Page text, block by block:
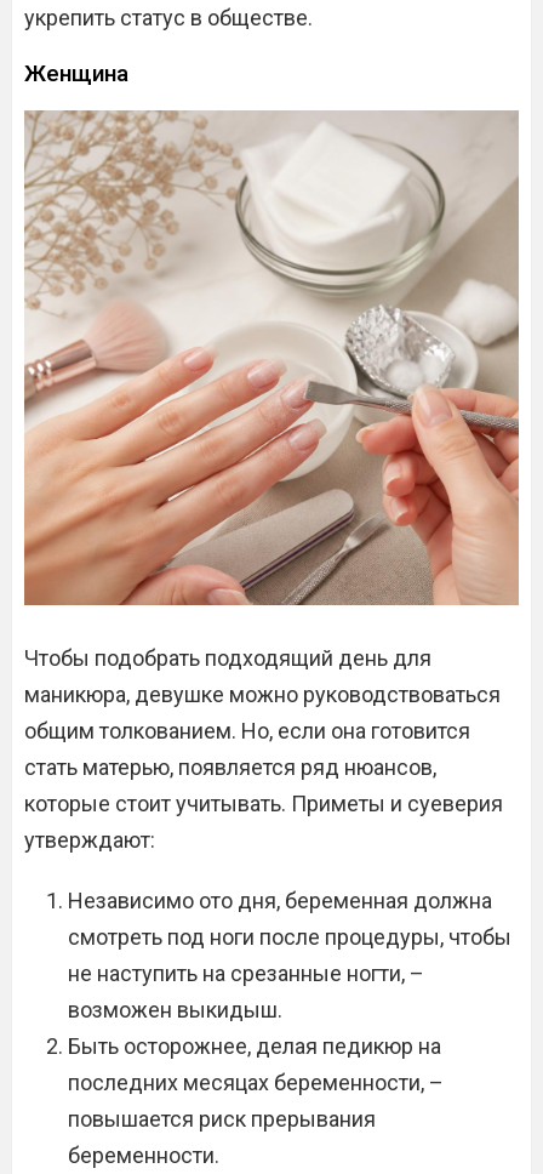
укрепить статус в обществе.
Женщина
Чтобы подобрать подходящий день для
маникюра, девушке можно руководствоваться
общим толкованием. Но, если она готовится
стать матерью, появляется ряд нюансов,
которые стоит учитывать. Приметы и суеверия
утверждают:
Независимо ото дня, беременная должна
смотреть под ноги после процедуры, чтобы
не наступить на срезанные ногти, –
возможен выкидыш.
Быть осторожнее, делая педикюр на
последних месяцах беременности, –
повышается риск прерывания
беременности.